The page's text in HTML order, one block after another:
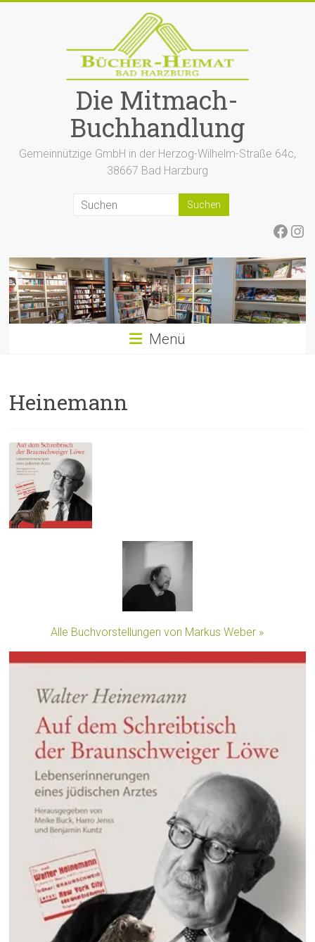
Die Mitmach-
Buchhandlung
Gemeinnützige GmbH in der Herzog-Wilhelm-Straße 64c,
38667 Bad Harzburg
Menü
Heinemann
Alle Buchvorstellungen von Markus Weber »